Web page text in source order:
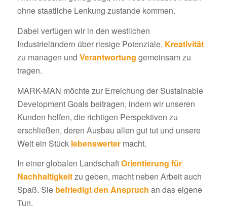
ohne staatliche Lenkung zustande kommen.
Dabei verfügen wir in den westlichen
Industrieländern über riesige Potenziale, Kreativität
zu managen und Verantwortung gemeinsam zu
tragen.
MARK-MAN möchte zur Erreichung der Sustainable
Development Goals beitragen, indem wir unseren
Kunden helfen, die richtigen Perspektiven zu
erschließen, deren Ausbau allen gut tut und unsere
Welt ein Stück lebenswertermacht.
In einer globalen LandschaftOrientierung für
Nachhaltigkeitzu geben, macht neben Arbeit auch
Spaß. Sie befriedigt den Anspruch an das eigene
Tun.